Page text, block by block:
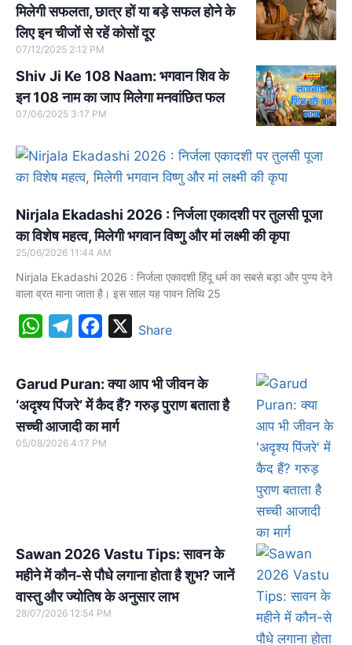
मिलेगी सफलता, छात्र हों या बड़े सफल होने के
लिए इन चीजों से रहें कोसों दूर
07/12/2025 2:12 PM
Shiv Ji Ke 108 Naam: भगवान शिव के
इन 108 नाम का जाप मिलेगा मनवांछित फल
07/06/2025 3:17 PM
Nirjala Ekadashi 2026 : निर्जला एकादशी पर तुलसी पूजा
का विशेष महत्व, मिलेगी भगवान विष्णु और मां लक्ष्मी की कृपा
25/06/2026 11:44 AM
Nirjala Ekadashi 2026 : निर्जला एकादशी हिंदू धर्म का सबसे बड़ा और पुण्य देने
वाला व्रत माना जाता है। इस साल यह पावन तिथि 25
W
t
s
A
e
g
r
e
b
o
XShare
Garud Puran: क्या आप भी जीवन के
‘अदृश्य पिंजरे’ में कैद हैं? गरुड़ पुराण बताता है
सच्ची आजादी का मार्ग
05/08/2026 4:17 PM
Sawan 2026 Vastu Tips: सावन के
महीने में कौन-से पौधे लगाना होता है शुभ? जानें
वास्तु और ज्योतिष के अनुसार लाभ
28/07/2026 12:54 PM